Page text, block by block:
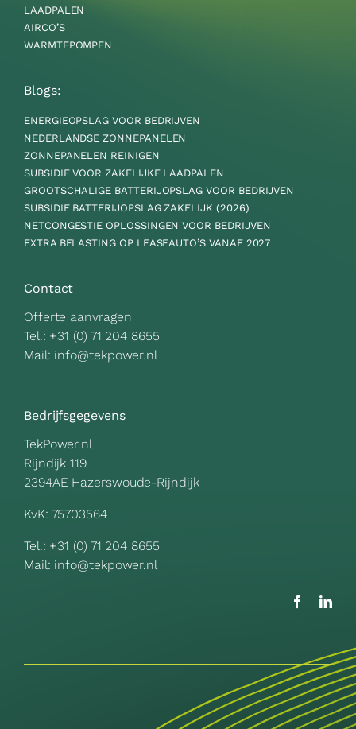
LAADPALEN
AIRCO’S
WARMTEPOMPEN
Blogs:
ENERGIEOPSLAG VOOR BEDRIJVEN
NEDERLANDSE ZONNEPANELEN
ZONNEPANELEN REINIGEN
SUBSIDIE VOOR ZAKELIJKE LAADPALEN
GROOTSCHALIGE BATTERIJOPSLAG VOOR BEDRIJVEN
SUBSIDIE BATTERIJOPSLAG ZAKELIJK (2026)
NETCONGESTIE OPLOSSINGEN VOOR BEDRIJVEN
EXTRA BELASTING OP LEASEAUTO’S VANAF 2027
Contact
Offerte aanvragen
Tel.: +31 (0) 71 204 8655
Mail: info@tekpower.nl
Bedrijfsgegevens
TekPower.nl
Rijndijk 119
2394AE Hazerswoude-Rijndijk
KvK: 75703564
Tel.: +31 (0) 71 204 8655
Mail: info@tekpower.nl